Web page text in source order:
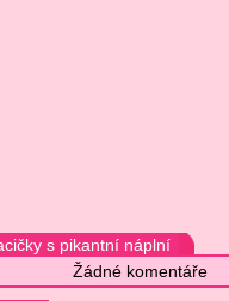
s pikantní náplní
Žádné komentáře